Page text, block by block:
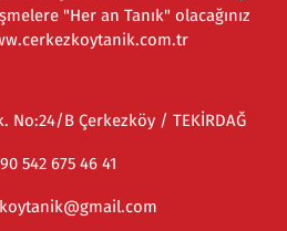
"Her an Tanık" olacağınız
No:24/B Çerkezköy / TEKİRDAĞ
542 675 46 41